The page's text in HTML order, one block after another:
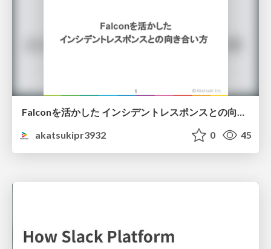
Falconを活かした インシデントレスポンスとの向き合い方
akatsukipr3932
0 45